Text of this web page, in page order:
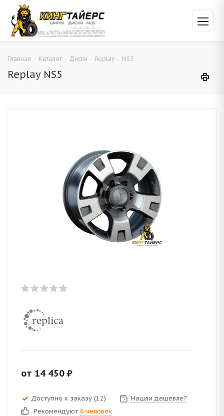
Главная - Каталог - Диски - Replay - NS5
Replay NS5
от 14 450 ₽
Доступно к заказу (12)
Нашли дешевле?
Рекомендуют 0 человек